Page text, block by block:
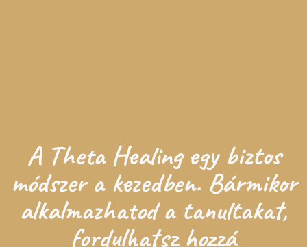
A Theta Healing egy biztos
módszer a kezedben. Bármikor
alkalmazhatod a tanultakat,
fordulhatsz hozzá